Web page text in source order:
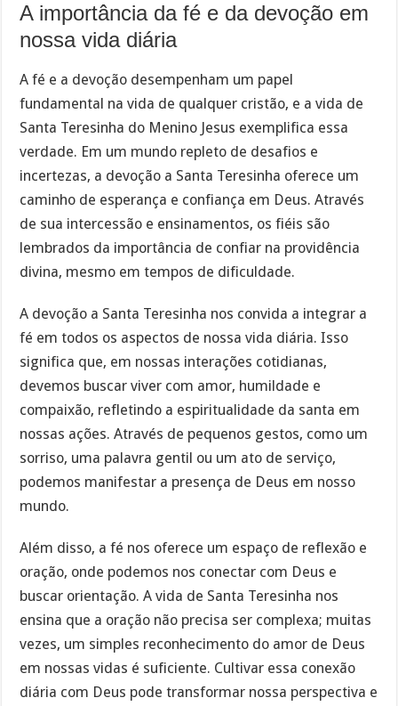
A importância da fé e da devoção em
nossa vida diária
A fé e a devoção desempenham um papel
fundamental na vida de qualquer cristão, e a vida de
Santa Teresinha do Menino Jesus exemplifica essa
verdade. Em um mundo repleto de desafios e
incertezas, a devoção a Santa Teresinha oferece um
caminho de esperança e confiança em Deus. Através
de sua intercessão e ensinamentos, os fiéis são
lembrados da importância de confiar na providência
divina, mesmo em tempos de dificuldade.
A devoção a Santa Teresinha nos convida a integrar a
fé em todos os aspectos de nossa vida diária. Isso
significa que, em nossas interações cotidianas,
devemos buscar viver com amor, humildade e
compaixão, refletindo a espiritualidade da santa em
nossas ações. Através de pequenos gestos, como um
sorriso, uma palavra gentil ou um ato de serviço,
podemos manifestar a presença de Deus em nosso
mundo.
Além disso, a fé nos oferece um espaço de reflexão e
oração, onde podemos nos conectar com Deus e
buscar orientação. A vida de Santa Teresinha nos
ensina que a oração não precisa ser complexa; muitas
vezes, um simples reconhecimento do amor de Deus
em nossas vidas é suficiente. Cultivar essa conexão
diária com Deus pode transformar nossa perspectiva e